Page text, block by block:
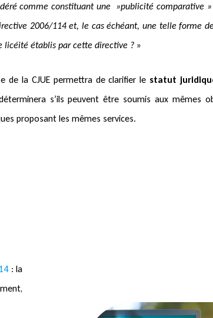
comme constituant une »publicité comparative »
2006/114 et, le cas échéant, une telle forme
licéité établis par cette directive ? »
de la CJUE permettra de clarifier le statut
s’ils peuvent être soumis aux mêmes
proposant les mêmes services.
: la